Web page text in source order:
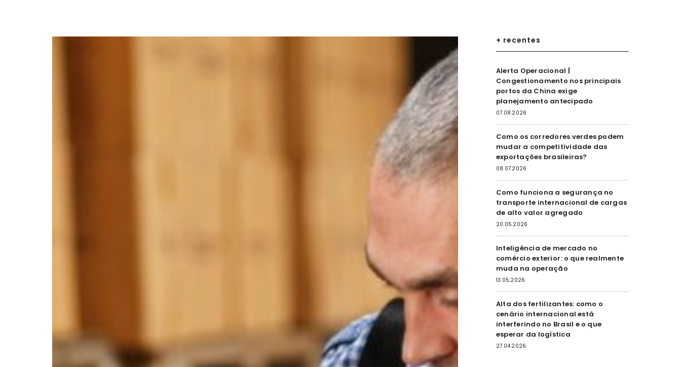
+ recentes
Alerta Operacional |
Congestionamento nos principais
portos da China exige
planejamento antecipado
07.08.2026
Como os corredores verdes podem
mudar a competitividade das
exportações brasileiras?
08.07.2026
Como funciona a segurança no
transporte internacional de cargas
de alto valor agregado
20.05.2026
Inteligência de mercado no
comércio exterior: o que realmente
muda na operação
13.05.2026
Alta dos fertilizantes: como o
cenário internacional está
interferindo no Brasil e o que
esperar da logística
27.04.2026